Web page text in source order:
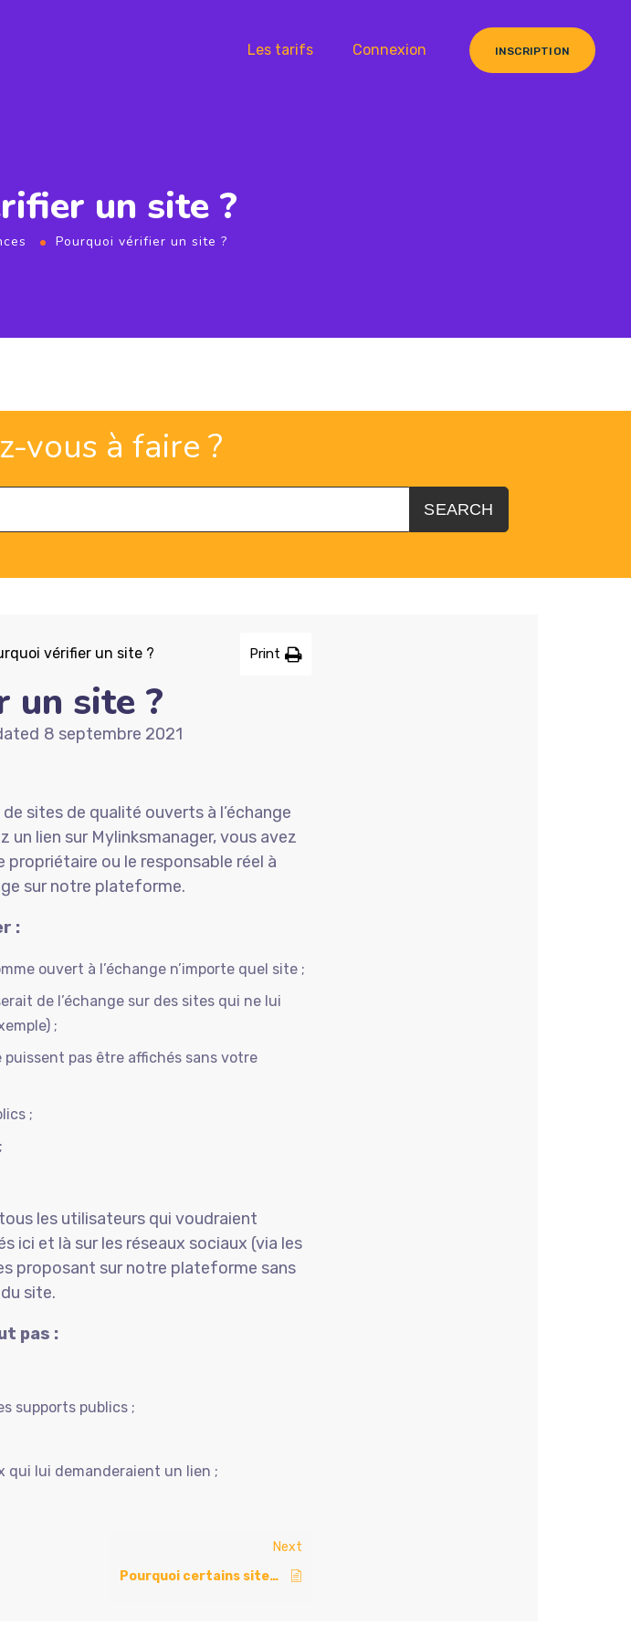
Les tarifs Connexion INSCRIPTION
un site ?
Pourquoi vérifier un site ?
vous à faire ?
SEARCH
vérifier un site ? Print
un site ?
8 septembre 2021
sites de qualité ouverts à l’échange
un lien sur Mylinksmanager, vous avez
propriétaire ou le responsable réel à
sur notre plateforme.
:
ouvert à l’échange n’importe quel site ;
de l’échange sur des sites qui ne lui
;
pas être affichés sans votre
;
les utilisateurs qui voudraient
ici et là sur les réseaux sociaux (via les
proposant sur notre plateforme sans
site.
pas :
supports publics ;
qui lui demanderaient un lien ;
Next
Pourquoi certains sites son grisés ?